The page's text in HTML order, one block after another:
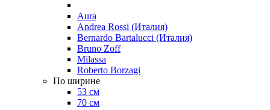
Aura
Andrea Rossi (Италия)
Bernardo Bartalucci (Италия)
Bruno Zoff
Milassa
Roberto Borzagi
По ширине
53 см
70 см